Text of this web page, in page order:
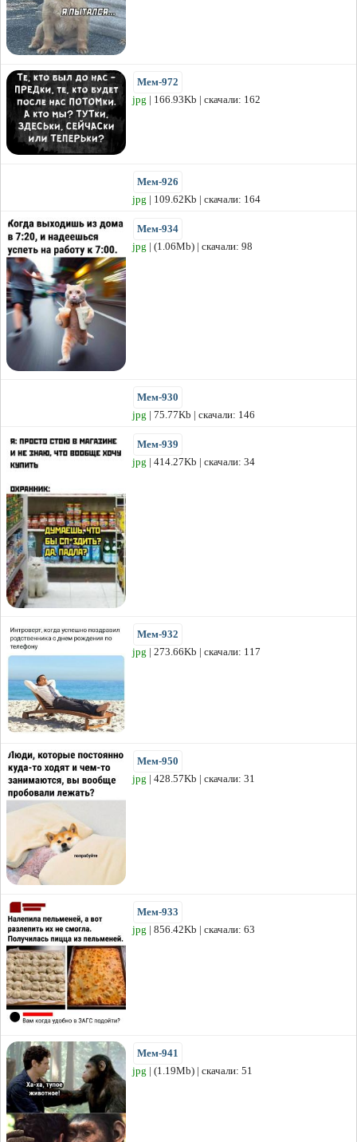
Мем-972
jpg | 166.93Kb | скачали: 162
Мем-926
jpg | 109.62Kb | скачали: 164
Мем-934
jpg | (1.06Mb) | скачали: 98
Мем-930
jpg | 75.77Kb | скачали: 146
Мем-939
jpg | 414.27Kb | скачали: 34
Мем-932
jpg | 273.66Kb | скачали: 117
Мем-950
jpg | 428.57Kb | скачали: 31
Мем-933
jpg | 856.42Kb | скачали: 63
Мем-941
jpg | (1.19Mb) | скачали: 51